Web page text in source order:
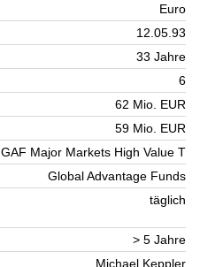
Euro
12.05.93
33 Jahre
6
62 Mio. EUR
59 Mio. EUR
GAF Major Markets High Value T
Global Advantage Funds
täglich
> 5 Jahre
Michael Keppler